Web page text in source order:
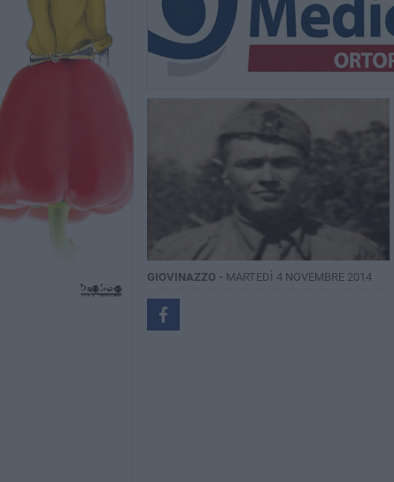
GIOVINAZZO - MARTEDÌ 4 NOVEMBRE 2014